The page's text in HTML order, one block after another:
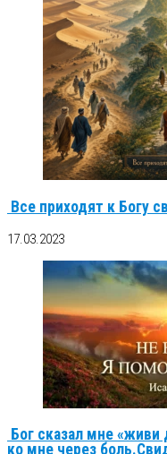
Все приходят к Богу
17.03.2023
Бог сказал мне
ко мне через